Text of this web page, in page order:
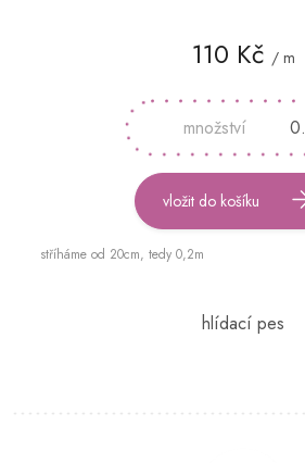
110 Kč / m
cena:
vložit do košíku
stříháme od 20cm, tedy 0,2m